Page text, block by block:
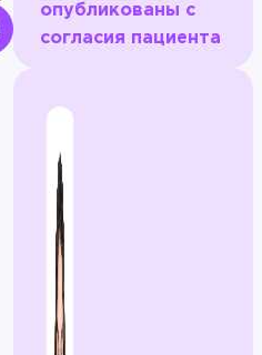
опубликованы с
согласия пациента